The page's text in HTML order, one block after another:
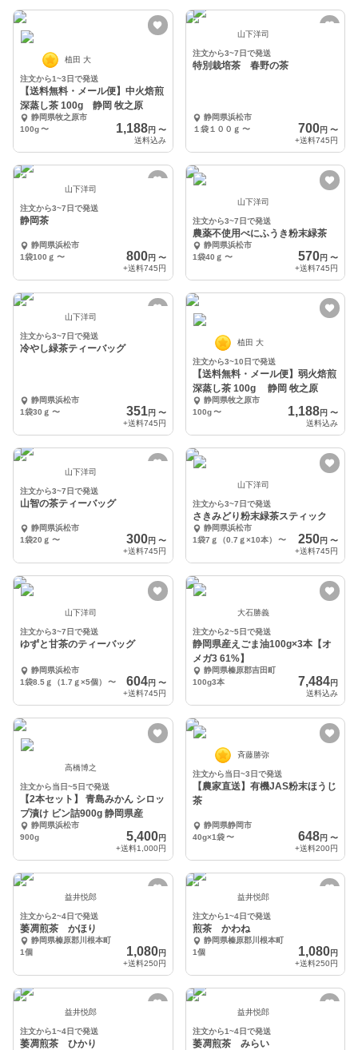
植田 大
注文から1~3日で発送
【送料無料・メール便】中火焙煎
深蒸し茶 100g 静岡 牧之原
静岡県牧之原市
100g〜 1,188円 〜
送料込み
山下洋司
注文から3~7日で発送
特別栽培茶 春野の茶
静岡県浜松市
１袋１００ｇ 〜 700円 〜
+送料745円
山下洋司
注文から3~7日で発送
静岡茶
静岡県浜松市
1袋100ｇ 〜 800円 〜
+送料745円
山下洋司
注文から3~7日で発送
農薬不使用べにふうき粉末緑茶
静岡県浜松市
1袋40ｇ 〜 570円 〜
+送料745円
山下洋司
注文から3~7日で発送
冷やし緑茶ティーバッグ
静岡県浜松市
1袋30ｇ 〜 351円 〜
+送料745円
植田 大
注文から3~10日で発送
【送料無料・メール便】弱火焙煎
深蒸し茶 100g 静岡 牧之原
静岡県牧之原市
100g 〜 1,188円 〜
送料込み
山下洋司
注文から3~7日で発送
山智の茶ティーバッグ
静岡県浜松市
1袋20ｇ 〜 300円 〜
+送料745円
山下洋司
注文から3~7日で発送
さきみどり粉末緑茶スティック
静岡県浜松市
1袋7ｇ（0.7ｇ×10本）
〜 250円 〜
+送料745円
山下洋司
注文から3~7日で発送
ゆずと甘茶のティーバッグ
静岡県浜松市
1袋8.5ｇ（1.7ｇ×5個）
〜 604円 〜
+送料745円
大石勝義
注文から2~5日で発送
静岡県産えごま油100g×3本【オ
メガ3 61%】
静岡県榛原郡吉田町
100g3本
7,484円
送料込み
高橋博之
注文から当日~5日で発送
【2本セット】 青島みかん シロッ
プ漬け ビン詰900g 静岡県産
静岡県浜松市
900g
5,400円
+送料1,000円
斉藤勝弥
注文から当日~3日で発送
【農家直送】有機JAS粉末ほうじ
茶
静岡県静岡市
40g×1袋 〜 648円 〜
+送料200円
益井悦郎
注文から2~4日で発送
萎凋煎茶 かほり
静岡県榛原郡川根本町
1個
1,080円
+送料250円
益井悦郎
注文から1~4日で発送
煎茶 かわね
静岡県榛原郡川根本町
1個
1,080円
+送料250円
益井悦郎
注文から1~4日で発送
萎凋煎茶 ひかり
益井悦郎
注文から1~4日で発送
萎凋煎茶 みらい